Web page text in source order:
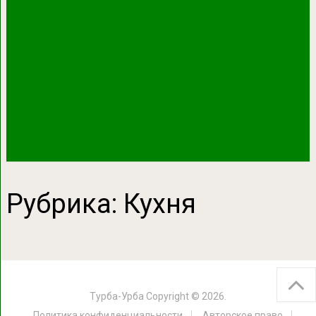
Рубрика: Кухня
Турба-Урба Copyright © 2026.